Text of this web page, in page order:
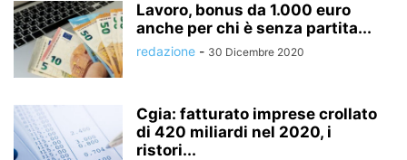
Lavoro, bonus da 1.000 euro
anche per chi è senza partita...
redazione - 30 Dicembre 2020
Cgia: fatturato imprese crollato
di 420 miliardi nel 2020, i
ristori...